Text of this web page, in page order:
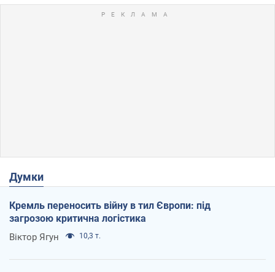
Думки
Кремль переносить війну в тил Європи: під
загрозою критична логістика
Віктор Ягун 10,3 т.